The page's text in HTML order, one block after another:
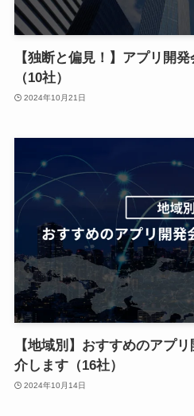
【独断と偏見！】アプリ開
（10社）
2024年10月21日
【地域別】おすすめのアプ
介します（16社）
2024年10月14日